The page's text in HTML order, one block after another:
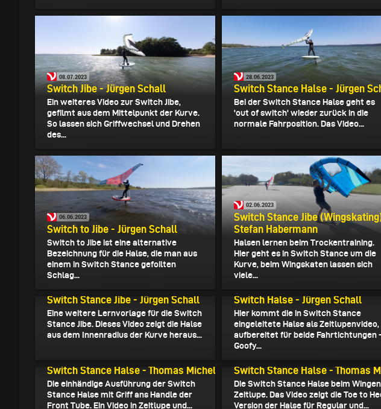
08.07.2023
Switch Jibe - Jürgen Schall
Ein weiteres Video zur Switch Jibe,
gefilmt aus dem Mittelpunkt der Kurve.
So lassen sich Griffwechsel und Drehen
des...
28.06.2023
Switch Stance Halse - Jürgen
Bei der Switch Stance Halse geht es
'out of switch' wieder zurück in die
normale Fahrposition. Das Video...
06.06.2023
Switch to Jibe - Jürgen Schall
Switch to Jibe ist eine alternative
Bezeichnung für die Halse, die man aus
einem in Switch Stance gefoilten
Schlag...
02.06.2023
Switch Stance Jibe
Stefan Habermann
Halsen lernen beim Trockentraining.
Hier geht es in Switch Stance um die
Kurve, beim Wingskaten lassen sich
viele...
Switch Stance Jibe - Jürgen Schall
Eine weitere Lernvorlage für die Switch
Stance Jibe. Dieses Video zeigt die Halse
aus dem Innenradius der Kurve heraus...
Switch Halse - Jürgen Schall
Hier kommt die in Switch Stance
eingeleitete Halse als Zeitlupenvideo,
aufbereitet für beide Fahrtichtungen -
Goofy...
Switch Stance Halse - Thomas Michel
Die einhändige Ausführung der Switch
Stance Halse mit Griff ans Handle der
Front Tube. Ein Video in Zeitlupe und...
Switch Stance Halse - Thomas
Die Switch Stance Halse beim
Zeitlupe. Das Video zeigt die Toe to
Version der Halse für Regular und...